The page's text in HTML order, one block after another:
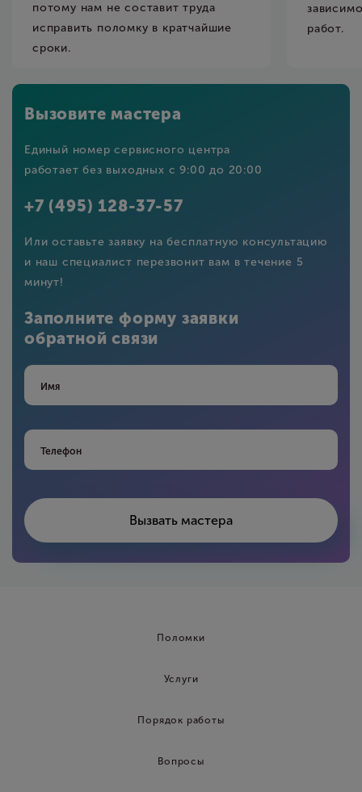
труда
кратчайшие
зависимости от типа
работ.
Вызовите мастера
Единый номер сервисного центра
работает без выходных с 9:00 до 20:00
+7 (495) 128-37-57
Или оставьте заявку на бесплатную консультацию
и наш специалист перезвонит вам в течение 5
минут!
Заполните форму заявки
обратной связи
Поломки
Услуги
Порядок работы
Вопросы